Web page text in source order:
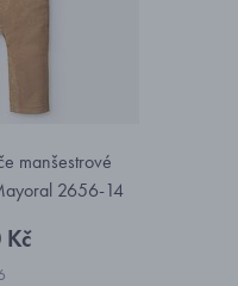
manšestrové
2656-14